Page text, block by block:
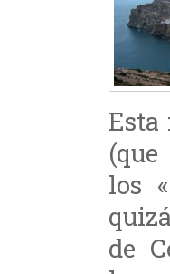
los
de